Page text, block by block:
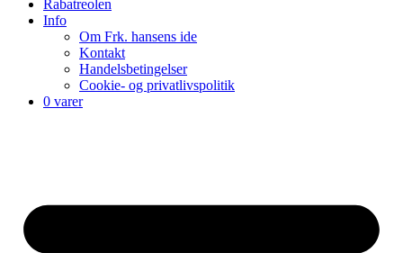
Rabatreolen
Info
Om Frk. hansens ide
Kontakt
Handelsbetingelser
Cookie- og privatlivspolitik
0 varer